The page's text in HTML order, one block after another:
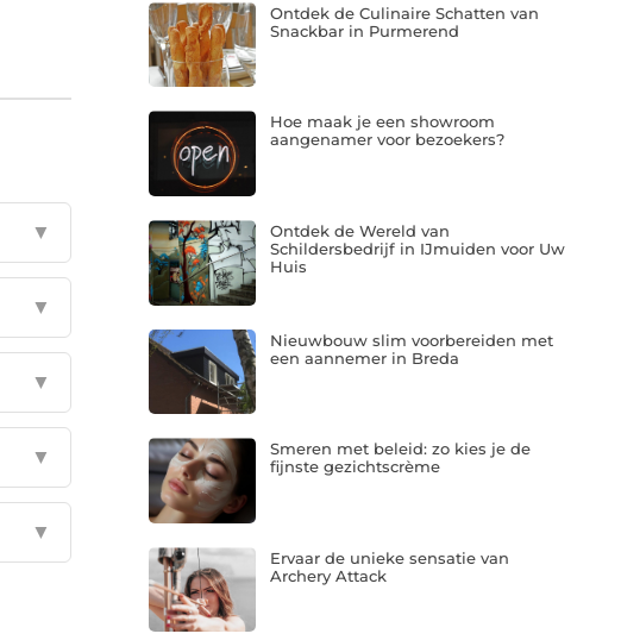
▼
▼
▼
▼
▼
Ontdek de Culinaire Schatten van
Snackbar in Purmerend
Hoe maak je een showroom
aangenamer voor bezoekers?
Ontdek de Wereld van
Schildersbedrijf in IJmuiden voor Uw
Huis
Nieuwbouw slim voorbereiden met
een aannemer in Breda
Smeren met beleid: zo kies je de
fijnste gezichtscrème
Ervaar de unieke sensatie van
Archery Attack